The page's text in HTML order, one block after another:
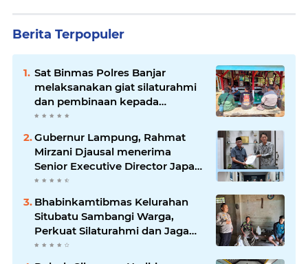
Berita Terpopuler
Sat Binmas Polres Banjar
melaksanakan giat silaturahmi
dan pembinaan kepada
pelaksana Sat Kamling
Gubernur Lampung, Rahmat
Mirzani Djausal menerima
Senior Executive Director Japan
Association for Construction
(JAC) Yugo Okamoto dalam
pertemuan resmi
Bhabinkamtibmas Kelurahan
Situbatu Sambangi Warga,
Perkuat Silaturahmi dan Jaga
Kondusivitas Wilayah